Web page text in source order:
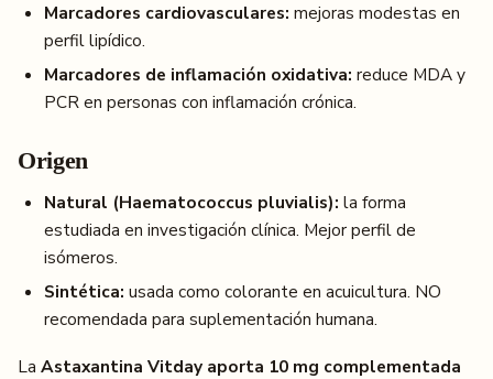
Marcadores cardiovasculares: mejoras modestas en
perfil lipídico.
Marcadores de inflamación oxidativa: reduce MDA y
PCR en personas con inflamación crónica.
Origen
Natural (Haematococcus pluvialis): la forma
estudiada en investigación clínica. Mejor perfil de
isómeros.
Sintética: usada como colorante en acuicultura. NO
recomendada para suplementación humana.
La Astaxantina Vitday aporta 10 mg complementada